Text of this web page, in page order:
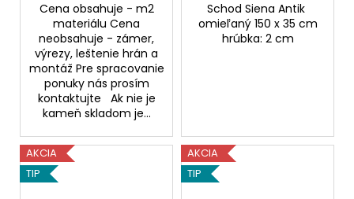
Cena obsahuje - m2
materiálu Cena
neobsahuje - zámer,
výrezy, leštenie hrán a
montáž Pre spracovanie
ponuky nás prosím
kontaktujte Ak nie je
kameň skladom je...
Schod Siena Antik
omieľaný 150 x 35 cm
hrúbka: 2 cm
AKCIA
TIP
AKCIA
TIP